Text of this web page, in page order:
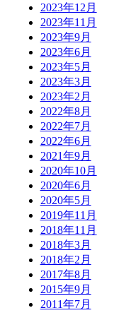
2023年12月
2023年11月
2023年9月
2023年6月
2023年5月
2023年3月
2023年2月
2022年8月
2022年7月
2022年6月
2021年9月
2020年10月
2020年6月
2020年5月
2019年11月
2018年11月
2018年3月
2018年2月
2017年8月
2015年9月
2011年7月